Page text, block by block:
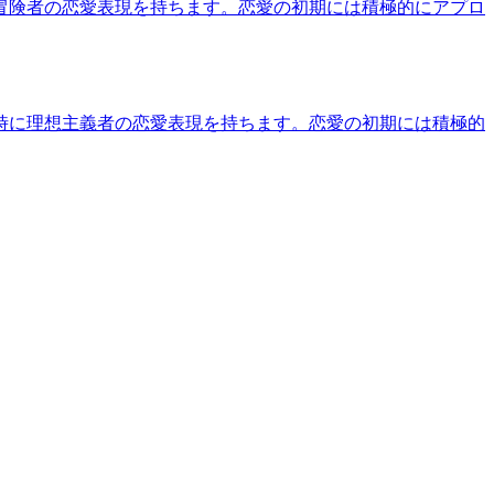
者の恋愛表現を持ちます。恋愛の初期には積極的にアプロ
理想主義者の恋愛表現を持ちます。恋愛の初期には積極的